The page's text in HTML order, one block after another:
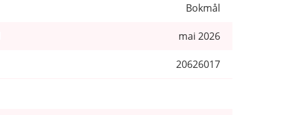
Bokmål
mai 2026
20626017